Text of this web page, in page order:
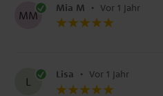
MM
Mia M • Vor 1 Jahr
L
Lisa • Vor 1 Jahr